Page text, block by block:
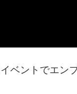
ベントでエン